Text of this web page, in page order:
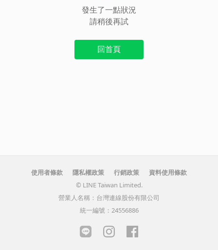
發生了一點狀況
請稍後再試
回首頁
使用者條款 隱私權政策 行銷政策
資料使用條款
© LINE Taiwan Limited.
營業人名稱：台灣連線股份有限公司
統一編號：24556886